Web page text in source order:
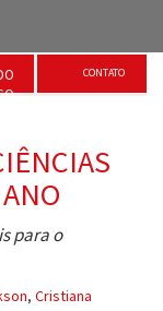
CONTATO
para o
, Cristiana